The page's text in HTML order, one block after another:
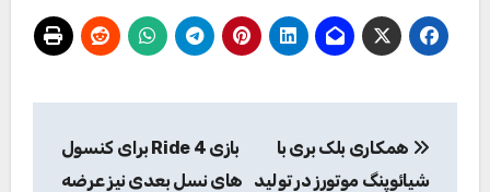
نوشته
همکاری بلک‌ بری با
شیائوپنگ‌ موتورز در تولید
بازی Ride 4 برای کنسول
های نسل بعدی نیز عرضه